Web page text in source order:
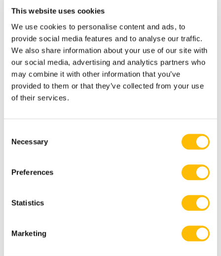
This website uses cookies
We use cookies to personalise content and ads, to
provide social media features and to analyse our traffic.
We also share information about your use of our site with
our social media, advertising and analytics partners who
may combine it with other information that you’ve
provided to them or that they’ve collected from your use
of their services.
Necessary
Preferences
Statistics
Marketing
de patience et de compréhension du
comportement canin pour sassurer que leurs
équipes sont bien préparées aux conditions
hivernales exigeantes. Leur dévouement à cet
entraînement permet non seulement de
maximiser la sécurité et le plaisir des
Réserver une excursion en traîneau à chiens